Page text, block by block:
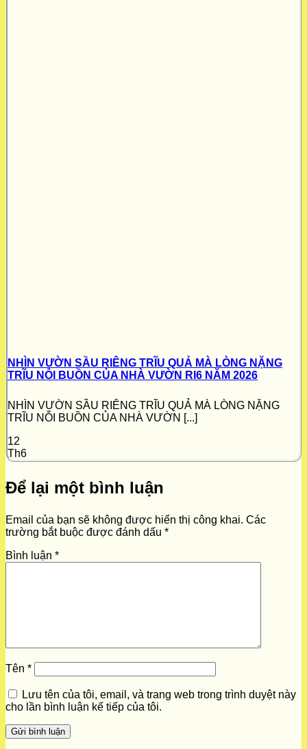
NHÌN VƯỜN SẦU RIÊNG TRĨU QUẢ MÀ LÒNG NẶNG
TRĨU NỖI BUỒN CỦA NHÀ VƯỜN RI6 NĂM 2026
NHÌN VƯỜN SẦU RIÊNG TRĨU QUẢ MÀ LÒNG NẶNG
TRĨU NỖI BUỒN CỦA NHÀ VƯỜN [...]
12
Th6
Để lại một bình luận
Email của bạn sẽ không được hiển thị công khai. Các
trường bắt buộc được đánh dấu *
Bình luận *
Tên *
Lưu tên của tôi, email, và trang web trong trình duyệt này
cho lần bình luận kế tiếp của tôi.